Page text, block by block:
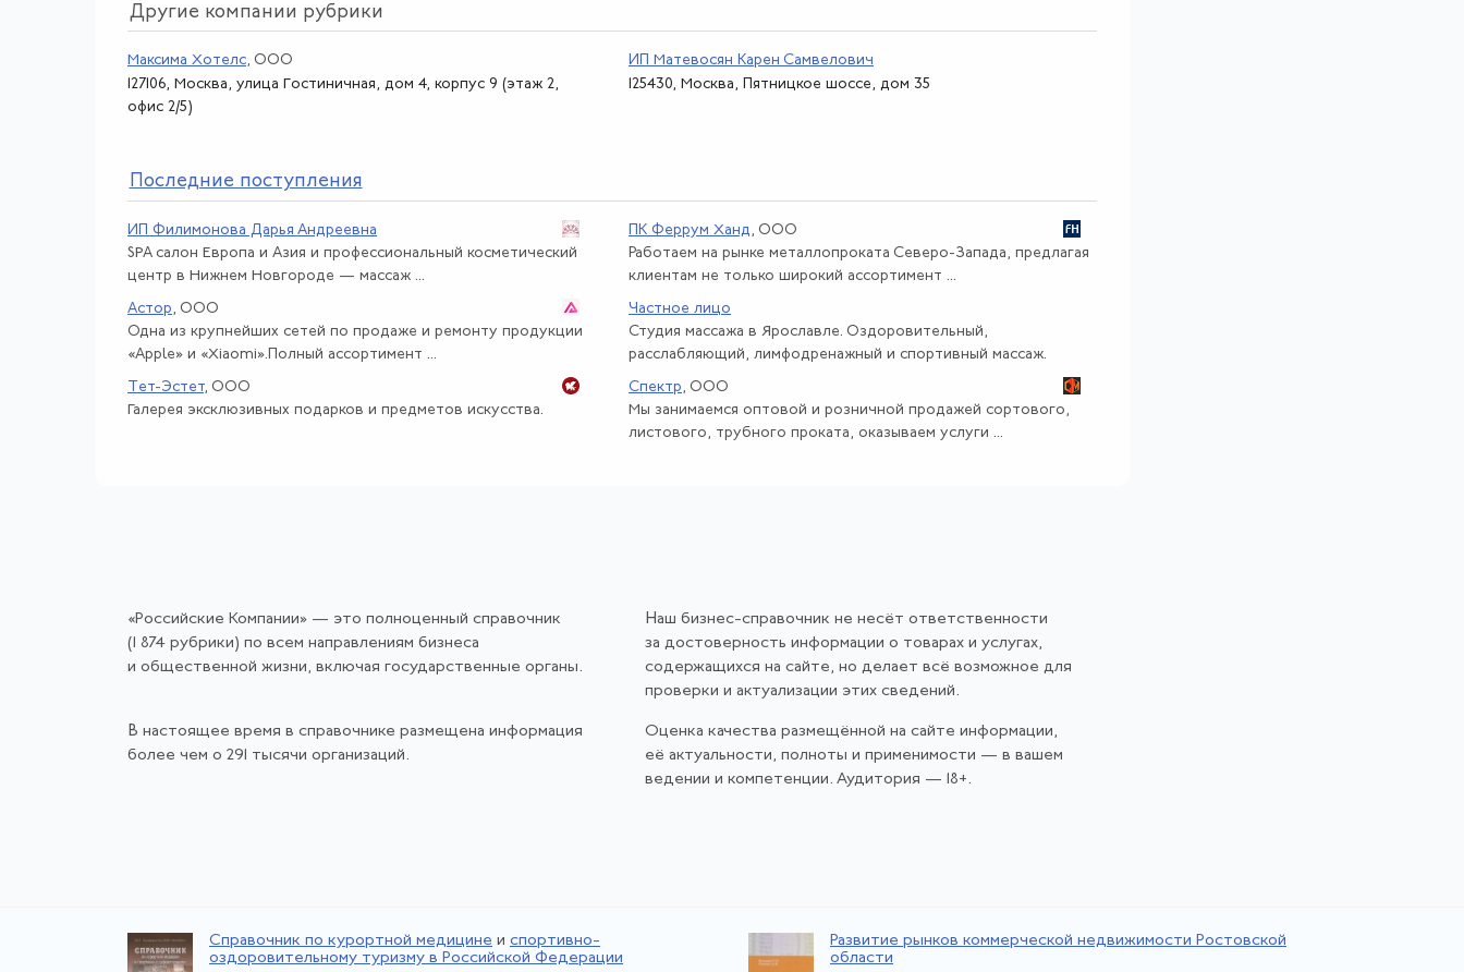
Другие компании рубрики
Максима Хотелс, ООО
127106, Москва, улица Гостиничная, дом 4, корпус 9 (этаж 2,
офис 2/5)
ИП Матевосян Карен Самвелович
125430, Москва, Пятницкое шоссе, дом 35
Последние поступления
ИП Филимонова Дарья Андреевна
SPA салон Европа и Азия и профессиональный косметический
центр в Нижнем Новгороде — массаж ...
ПК Феррум Ханд , ООО
Работаем на рынке металлопроката Северо-Запада, предлагая
клиентам не только широкий ассортимент ...
Астор , ООО
Одна из крупнейших сетей по продаже и ремонту продукции
«Apple» и «Xiaomi».Полный ассортимент ...
Частное лицо
Студия массажа в Ярославле. Оздоровительный,
расслабляющий, лимфодренажный и спортивный массаж.
Тет-Эстет, ООО
Галерея эксклюзивных подарков и предметов искусства.
Спектр , ООО
Мы занимаемся оптовой и розничной продажей сортового,
листового, трубного проката, оказываем услуги ...
«Российские Компании» — это полноценный справочник
(1 874 рубрики) по всем направлениям бизнеса
и общественной жизни, включая государственные органы.
Наш бизнес-справочник не несёт ответственности
за достоверность информации о товарах и услугах,
содержащихся на сайте, но делает всё возможное для
проверки и актуализации этих сведений.
В настоящее время в справочнике размещена информация
более чем о 291 тысячи организаций.
Оценка качества размещённой на сайте информации,
её актуальности, полноты и применимости — в вашем
ведении и компетенции. Аудитория — 18+.
Справочник по курортной медицине и спортивно-
оздоровительному туризму в Российской Федерации
Развитие рынков коммерческой недвижимости Ростовской
области